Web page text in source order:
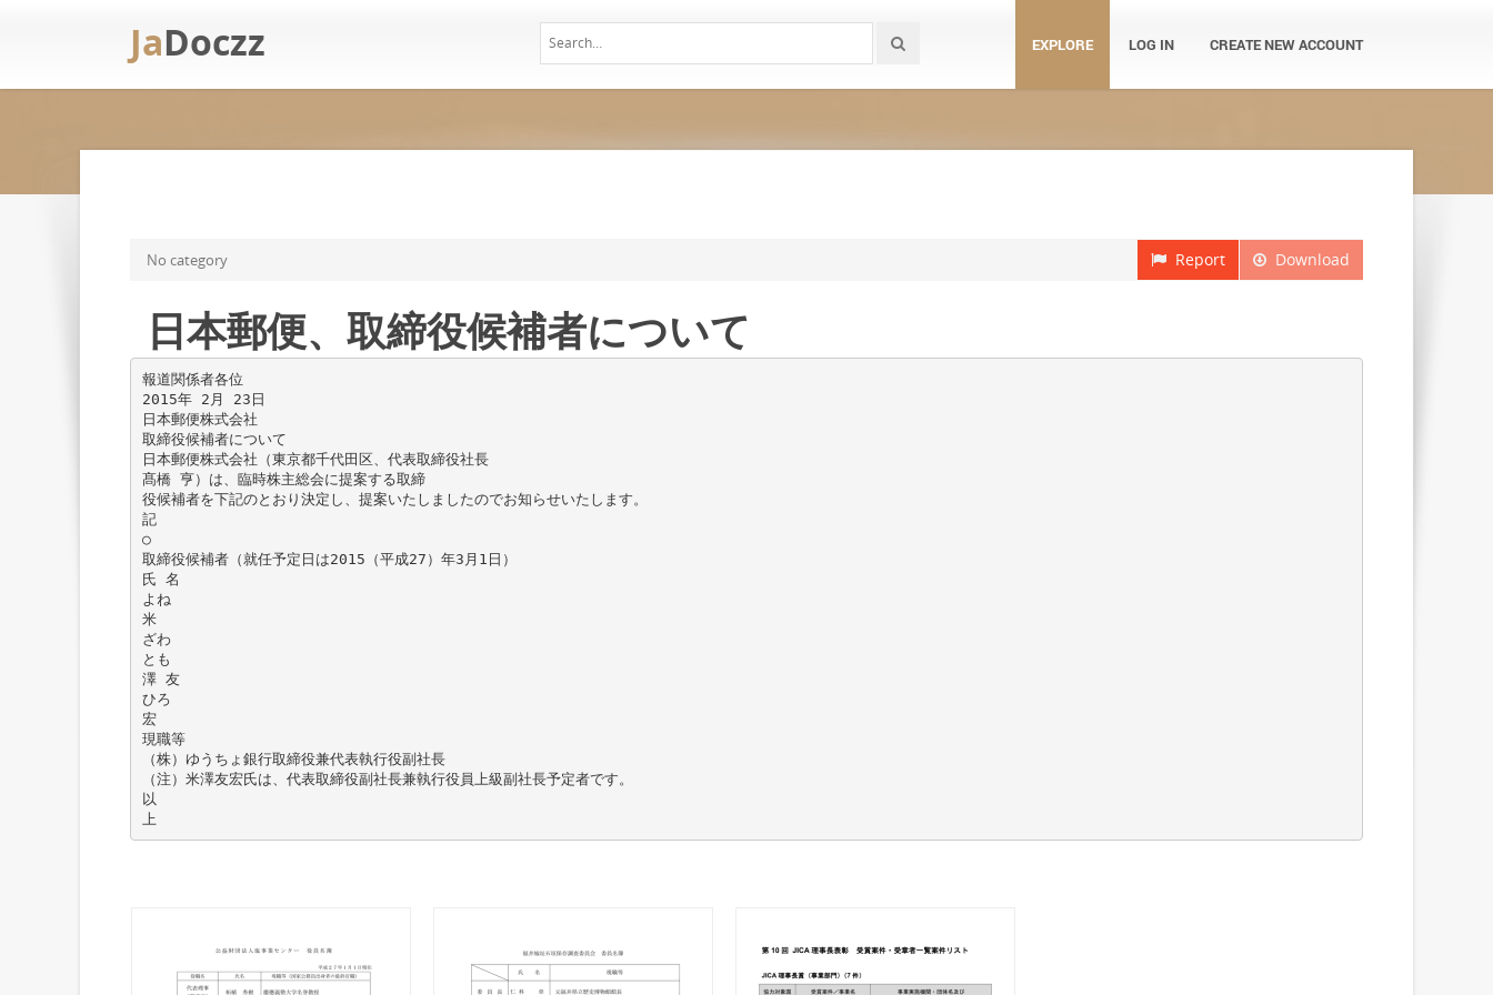
JaDoczz EXPLORE LOG IN CREATE NEW ACCOUNT
Download
Report
No category
日本郵便、取締役候補者について
報道関係者各位
2015年 2月 23日
日本郵便株式会社
取締役候補者について
日本郵便株式会社（東京都千代田区、代表取締役社長
髙橋 亨）は、臨時株主総会に提案する取締
役候補者を下記のとおり決定し、提案いたしましたのでお知らせいたします。
記
○
取締役候補者（就任予定日は2015（平成27）年3月1日）
氏 名
よね
米
ざわ
とも
澤 友
ひろ
宏
現職等
（株）ゆうちょ銀行取締役兼代表執行役副社長
（注）米澤友宏氏は、代表取締役副社長兼執行役員上級副社長予定者です。
以